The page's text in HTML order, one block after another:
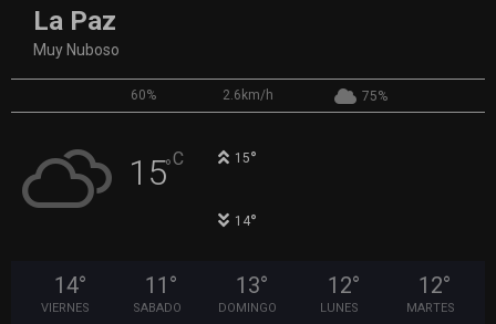
La Paz
Muy Nuboso
60% 2.6km/h 75%
15°C 15°
14°
14°
VIERNES
11 °
SABADO
13°
DOMINGO
12°
LUNES
12°
MARTES